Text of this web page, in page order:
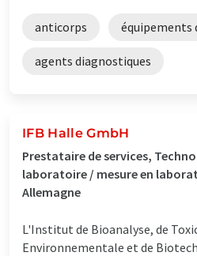
anticorps équipements
agents diagnostiques
IFB Halle GmbH
Prestataire de services,
laboratoire / mesure en
Allemagne
L'Institut de Bioanalyse, de
Environnementale et de